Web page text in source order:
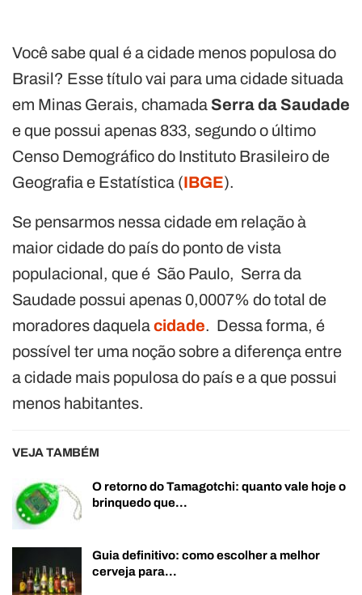
Você sabe qual é a cidade menos populosa do
Brasil? Esse título vai para uma cidade situada
em Minas Gerais, chamada Serra da Saudade
e que possui apenas 833, segundo o último
Censo Demográfico do Instituto Brasileiro de
Geografia e Estatística (IBGE).
Se pensarmos nessa cidade em relação à
maior cidade do país do ponto de vista
populacional, que é São Paulo, Serra da
Saudade possui apenas 0,0007% do total de
moradores daquelacidade. Dessa forma, é
possível ter uma noção sobre a diferença entre
a cidade mais populosa do país e a que possui
menos habitantes.
VEJA TAMBÉM
O retorno do Tamagotchi: quanto vale hoje o
brinquedo que…
Guia definitivo: como escolher a melhor
cerveja para…